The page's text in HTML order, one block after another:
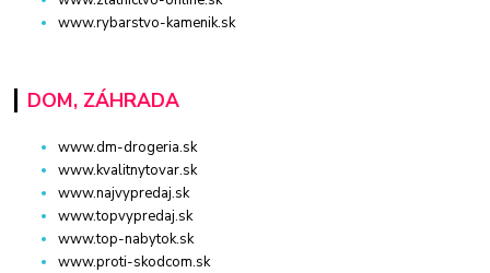
www.rybarstvo-kamenik.sk
DOM, ZÁHRADA
www.dm-drogeria.sk
www.kvalitnytovar.sk
www.najvypredaj.sk
www.topvypredaj.sk
www.top-nabytok.sk
www.proti-skodcom.sk